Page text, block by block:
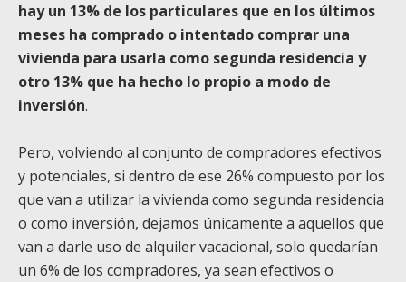
hay un 13% de los particulares que en los últimos
meses ha comprado o intentado comprar una
vivienda para usarla como segunda residencia y
otro 13% que ha hecho lo propio a modo de
inversión.
Pero, volviendo al conjunto de compradores efectivos
y potenciales, si dentro de ese 26% compuesto por los
que van a utilizar la vivienda como segunda residencia
o como inversión, dejamos únicamente a aquellos que
van a darle uso de alquiler vacacional, solo quedarían
un 6% de los compradores, ya sean efectivos o